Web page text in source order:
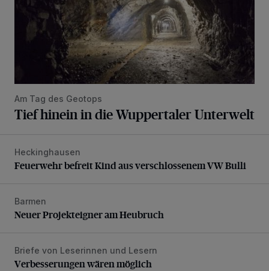
Am Tag des Geotops
Tief hinein in die Wuppertaler Unterwelt
Feuerwehr befreit Kind aus verschlossenem VW Bulli
Heckinghausen
Feuerwehr befreit Kind aus verschlossenem VW Bulli
Neuer Projekteigner am Heubruch
Barmen
Neuer Projekteigner am Heubruch
Verbesserungen wären möglich
Briefe von Leserinnen und Lesern
Verbesserungen wären möglich